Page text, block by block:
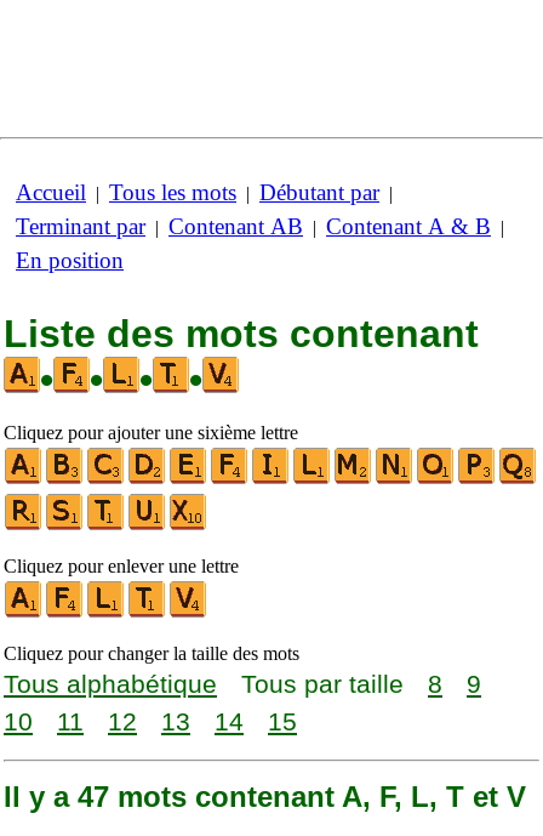
Accueil | Tous les mots | Débutant par|
Terminant par| Contenant AB | Contenant A & B |
En position
Liste des mots contenant
•
• • •
Cliquez pour ajouter une sixième lettre
Cliquez pour enlever une lettre
Cliquez pour changer la taille des mots
Tous alphabétique Tous par taille 8
9
10
11 12 13 14 15
Il y a 47 mots contenant A, F, L, T et V